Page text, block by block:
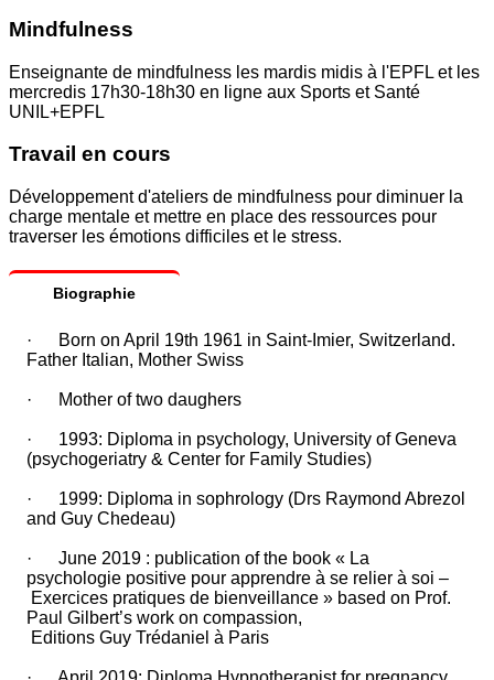
Mindfulness
Enseignante de mindfulness les mardis midis à l'EPFL et les
mercredis 17h30-18h30 en ligne aux Sports et Santé
UNIL+EPFL
Travail en cours
Développement d'ateliers de mindfulness pour diminuer la
charge mentale et mettre en place des ressources pour
traverser les émotions difficiles et le stress.
Biographie
· Born on April 19th 1961 in Saint-Imier, Switzerland.
Father Italian, Mother Swiss
· Mother of two daughers
· 1993: Diploma in psychology, University of Geneva
(psychogeriatry & Center for Family Studies)
· 1999: Diploma in sophrology (Drs Raymond Abrezol
and Guy Chedeau)
· June 2019 : publication of the book « La
psychologie positive pour apprendre à se relier à soi –
Exercices pratiques de bienveillance » based on Prof.
Paul Gilbert’s work on compassion,
Editions Guy Trédaniel à Paris